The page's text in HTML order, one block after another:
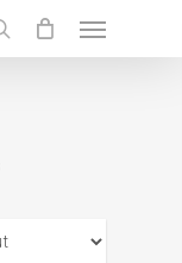
search
Filters